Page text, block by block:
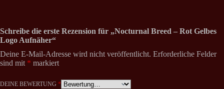
Schreibe die erste Rezension für „Nocturnal Breed – Rot Gelbes
Logo Aufnäher“
Deine E-Mail-Adresse wird nicht veröffentlicht. Erforderliche Felder
sind mit * markiert
DEINE BEWERTUNG *